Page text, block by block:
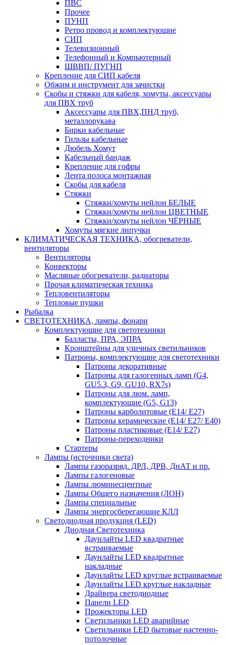
ПВС
Прочее
ПУНП
Ретро провод и комплектующие
СИП
Телевизионный
Телефонный и Компьютерный
ШВВП/ ПУГНП
Крепление для СИП кабеля
Обжим и инструмент для зачистки
Скобы и стяжки для кабеля, хомуты, аксессуары
для ПВХ труб
Аксессуары для ПВХ,ПНД труб,
металлорукава
Бирки кабельные
Гильзы кабельные
Дюбель Хомут
Кабельный бандаж
Крепление для гофры
Лента полоса монтажная
Скобы для кабеля
Стяжки
Стяжки/хомуты нейлон БЕЛЫЕ
Стяжки/хомуты нейлон ЦВЕТНЫЕ
Стяжки/хомуты нейлон ЧЁРНЫЕ
Хомуты мягкие липучки
КЛИМАТИЧЕСКАЯ ТЕХНИКА, обогреватели,
вентиляторы
Вентиляторы
Конвекторы
Масляные обогреватели, радиаторы
Прочая климатическая техника
Тепловентиляторы
Тепловые пушки
Рыбалка
СВЕТОТЕХНИКА, лампы, фонари
Комплектующие для светотехники
Балласты, ПРА, ЭПРА
Кронштейны для уличных светильников
Патроны, комплектующие для светотехники
Патроны декоративные
Патроны для галогенных ламп (G4,
GU5.3, G9, GU10, RX7s)
Патроны для люм. ламп,
комплектующие (G5, G13)
Патроны карболитовые (E14/ E27)
Патроны керамические (E14/ E27/ E40)
Патроны пластиковые (E14/ E27)
Патроны-переходники
Стартеры
Лампы (источники света)
Лампы газоразряд. ДРЛ, ДРВ, ДнАТ и пр.
Лампы галогеновые
Лампы люминесцентные
Лампы Общего назначения (ЛОН)
Лампы специальные
Лампы энергосберегающие КЛЛ
Светодиодная продукция (LED)
Диодная Светотехника
Даунлайты LED квадратные
встраиваемые
Даунлайты LED квадратные
накладные
Даунлайты LED круглые встраиваемые
Даунлайты LED круглые накладные
Драйвера светодиодные
Панели LED
Прожекторы LED
Светильники LED аварийные
Светильники LED бытовые настенно-
потолочные